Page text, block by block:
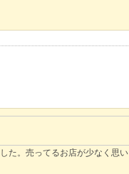
た。売ってるお店が少なく思い